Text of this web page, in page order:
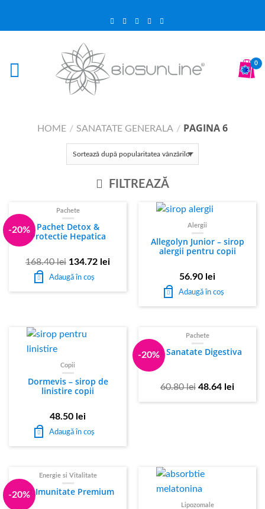
0
HOME / SANATATE GENERALA / PAGINA 6
FILTREAZĂ
-20%
Pachete
Pachet Detox &
Protectie Hepatica
168.40lei 134.72 lei
Adaugă în coș
Alergii
Allegolyn Junior – sirop
alergii pentru copii
56.90 lei
Adaugă în coș
Copii
Dormevis – sirop de
linistire copii
48.50 lei
Adaugă în coș
STOC EPUIZAT
-20%
Pachete
Kit Sanatate Digestiva
60.80lei 48.64 lei
STOC EPUIZAT
-20%
Energie si Vitalitate
Kit Imunitate Premium
Lipozomale